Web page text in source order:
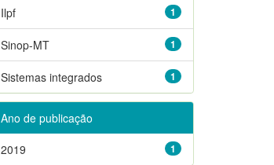
1
Ilpf
1
Sinop-MT
1
Sistemas integrados
Ano de publicação
1
2019